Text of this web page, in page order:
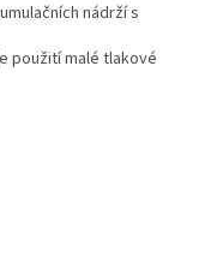
nádrží s
použití malé tlakové